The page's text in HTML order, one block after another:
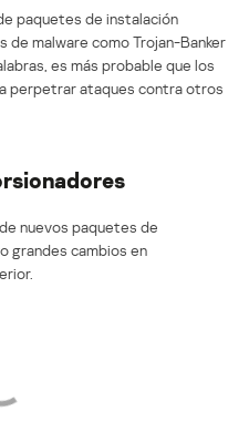
paquetes de instalación
de malware como Trojan-Banker
es más probable que los
perpetrar ataques contra otros
nuevos paquetes de
grandes cambios en